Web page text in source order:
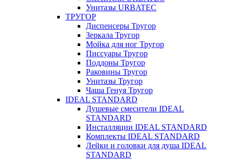
Унитазы URBATEC
ТРУГОР
Диспенсеры Тругор
Зеркала Тругор
Мойка для ног Тругор
Писсуары Тругор
Поддоны Тругор
Раковины Тругор
Унитазы Тругор
Чаша Генуя Тругор
IDEAL STANDARD
Душевые смесители IDEAL
STANDARD
Инсталляции IDEAL STANDARD
Комплекты IDEAL STANDARD
Лейки и головки для душа IDEAL
STANDARD